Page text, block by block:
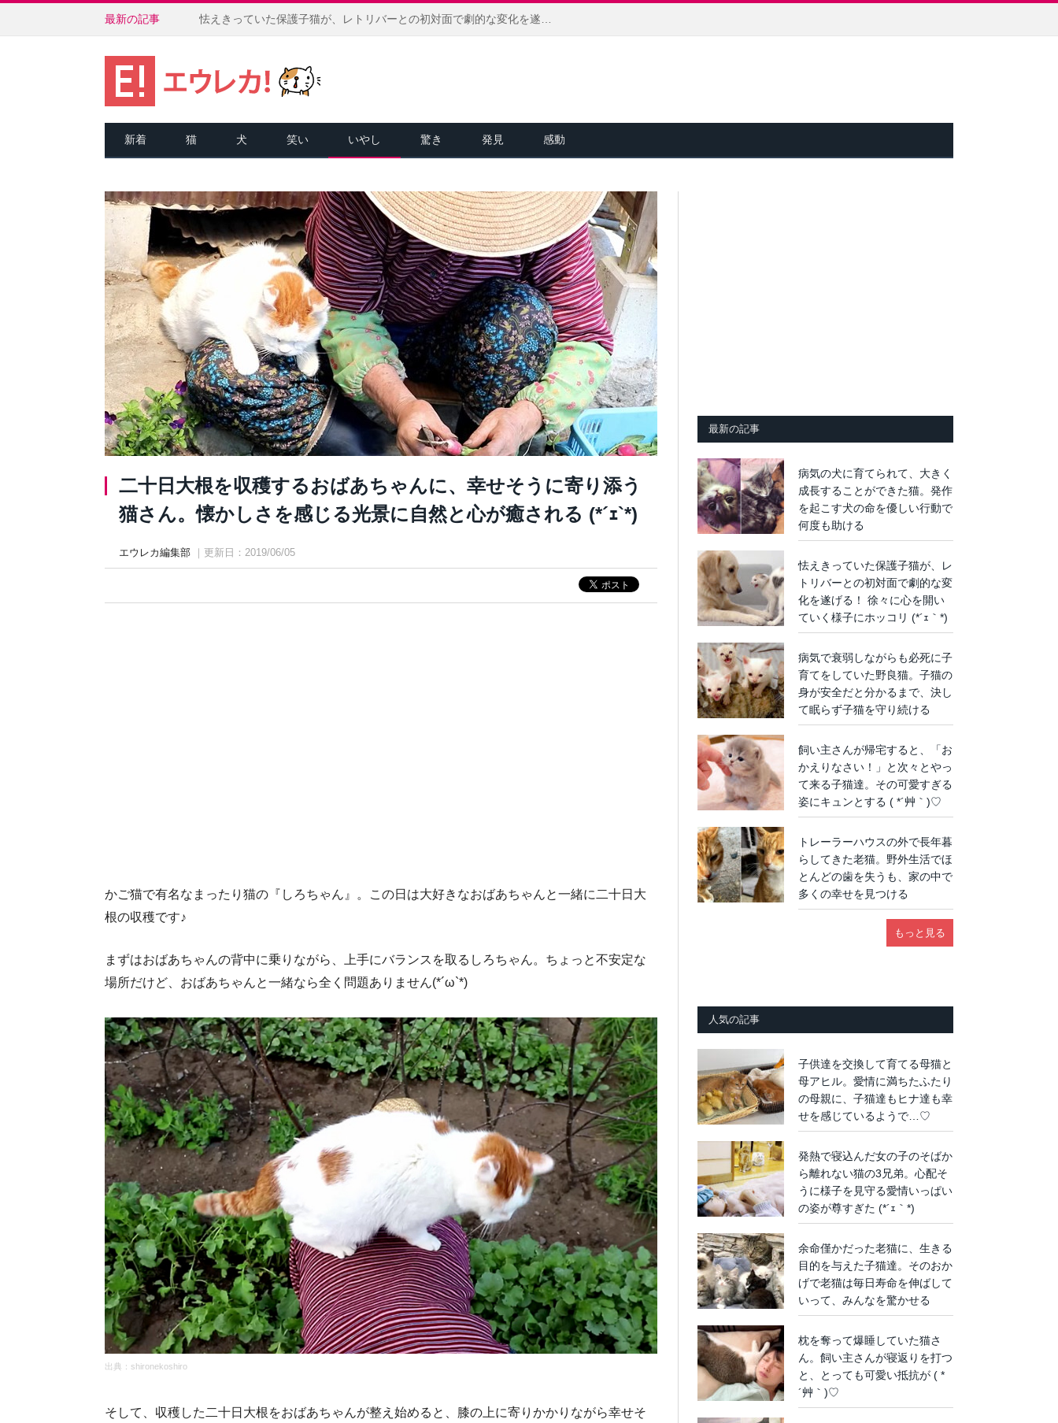
最新の記事 怯えきっていた保護子猫が、レトリバーとの初対面で劇的な変化を遂げる！ 徐々に心を開いていく様子にホッコリ (*´ｪ｀*)
新着 猫 犬 笑い いやし 驚き 発見 感動
二十日大根を収穫するおばあちゃんに、幸せそうに寄り添う
猫さん。懐かしさを感じる光景に自然と心が癒される (*´ｪ`*)
エウレカ編集部 ｜更新日：2019/06/05
かご猫で有名なまったり猫の『しろちゃん』。この日は大好きなおばあちゃんと一緒に二十日大
根の収穫です♪
まずはおばあちゃんの背中に乗りながら、上手にバランスを取るしろちゃん。ちょっと不安定な
場所だけど、おばあちゃんと一緒なら全く問題ありません(*´ω`*)
出典： shironekoshiro
そして、収穫した二十日大根をおばあちゃんが整え始めると、膝の上に寄りかかりながら幸せそ
最新の記事
病気の犬に育てられて、大きく
成長することができた猫。発作
を起こす犬の命を優しい行動で
何度も助ける
怯えきっていた保護子猫が、レ
トリバーとの初対面で劇的な変
化を遂げる！ 徐々に心を開い
ていく様子にホッコリ (*´ｪ｀*)
病気で衰弱しながらも必死に子
育てをしていた野良猫。子猫の
身が安全だと分かるまで、決し
て眠らず子猫を守り続ける
飼い主さんが帰宅すると、「お
かえりなさい！」と次々とやっ
て来る子猫達。その可愛すぎる
姿にキュンとする ( *´艸｀)♡
トレーラーハウスの外で長年暮
らしてきた老猫。野外生活でほ
とんどの歯を失うも、家の中で
多くの幸せを見つける
もっと見る
人気の記事
子供達を交換して育てる母猫と
母アヒル。愛情に満ちたふたり
の母親に、子猫達もヒナ達も幸
せを感じているようで…♡
発熱で寝込んだ女の子のそばか
ら離れない猫の3兄弟。心配そ
うに様子を見守る愛情いっぱい
の姿が尊すぎた (*´ｪ｀*)
余命僅かだった老猫に、生きる
目的を与えた子猫達。そのおか
げで老猫は毎日寿命を伸ばして
いって、みんなを驚かせる
枕を奪って爆睡していた猫さ
ん。飼い主さんが寝返りを打つ
と、とっても可愛い抵抗が ( *
´艸｀)♡